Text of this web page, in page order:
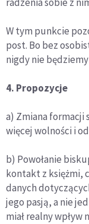
W tym punkcie
post. Bo bez
nigdy nie
4. Propozycje
a) Zmiana formacji
więcej wolności i
b) Powołanie
kontakt z księżmi,
danych
jego pasją, a nie
miał realny wpływ